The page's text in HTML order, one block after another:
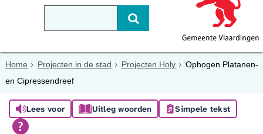
Home Projecten in de stad Projecten Holy
Ophogen Platanen-
en Cipressendreef
Lees voor Uitleg woorden Simpele tekst